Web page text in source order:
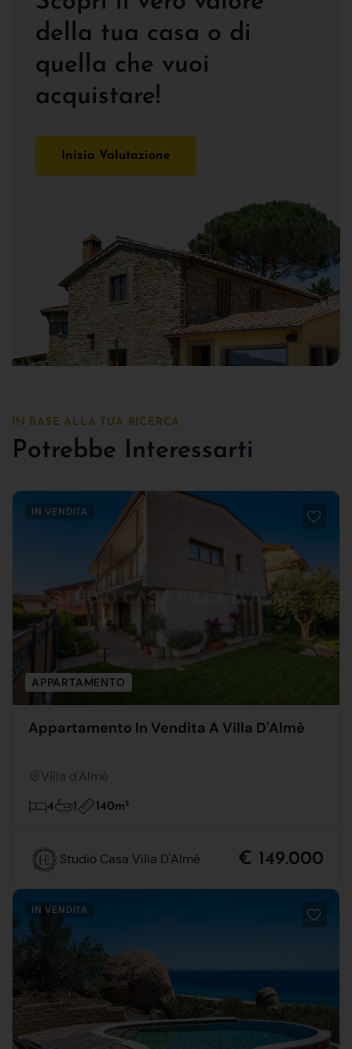
della tua casa o di
quella che vuoi
acquistare!
Inizia Valutazione
IN BASE ALLA TUA RICERCA
Potrebbe Interessarti
IN VENDITA
APPARTAMENTO
Appartamento In Vendita A Villa D'Almè
Villa d'Almè
4 1 140m2
Studio Casa Villa D'Almé € 149.000
IN VENDITA